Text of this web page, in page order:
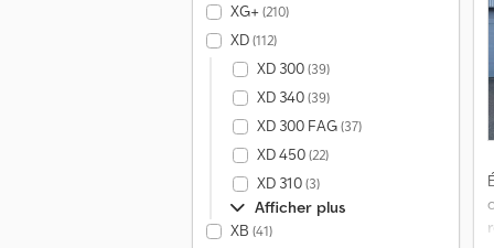
XG+(210)
XD(112)
XD 300(39)
XD 340(39)
XD 300 FAG(37)
XD 450(22)
XD 310(3)
Afficher plus
XB (41)